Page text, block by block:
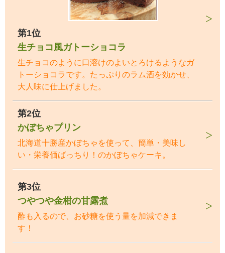
第1位
生チョコ風ガトーショコラ
生チョコのように口溶けのよいとろけるようなガ
トーショコラです。たっぷりのラム酒を効かせ、
大人味に仕上げました。
第2位
かぼちゃプリン
北海道十勝産かぼちゃを使って、簡単・美味し
い・栄養価ばっちり！のかぼちゃケーキ。
第3位
つやつや金柑の甘露煮
酢も入るので、お砂糖を使う量を加減できま
す！